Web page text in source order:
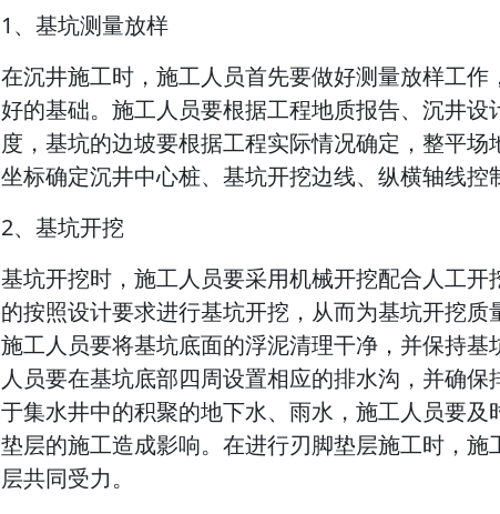
1、基坑测量放样
在沉井施工时，施工人员首先要做好测量放样工作
好的基础。施工人员要根据工程地质报告、沉井
度，基坑的边坡要根据工程实际情况确定，整平
坐标确定沉井中心桩、基坑开挖边线、纵横轴线控
2、基坑开挖
基坑开挖时，施工人员要采用机械开挖配合人工
的按照设计要求进行基坑开挖，从而为基坑开挖质
施工人员要将基坑底面的浮泥清理干净，并保持
人员要在基坑底部四周设置相应的排水沟，并确
于集水井中的积聚的地下水、雨水，施工人员要
垫层的施工造成影响。在进行刃脚垫层施工时，
层共同受力。